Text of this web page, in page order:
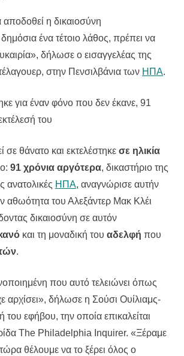
η δικαιοσύνη
ένα τέτοιο λάθος, πρέπει να
δήλωσε ο εισαγγελέας της
στην Πενσιλβάνια των ΗΠΑ.
σε θάνατο και εκτελέστηκε σε ηλικία
91 χρόνια αργότερα, δικαστήριο της
ανατολικές ΗΠΑ, αναγνώρισε αυτήν
αθωότητα του Αλεξάντερ Μακ Κλέι
δικαιοσύνη σε αυτόν
και τη μοναδική του αδελφή που
.
που αυτό τελειώνει όπως
αρχίσει», δήλωσε η Σούσι Ουίλιαμς-
του εφήβου, την οποία επικαλείται
The Philadelphia Inquirer. «Ξέραμε
θέλουμε να το ξέρει όλος ο